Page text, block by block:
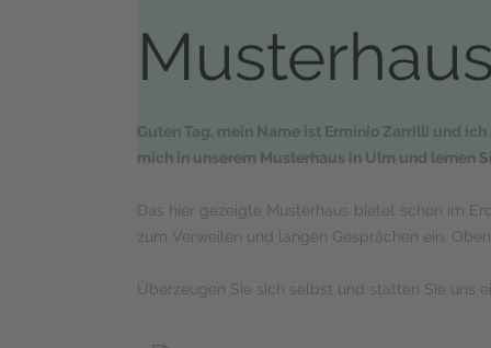
Guten Tag, mein Name ist Erminio Zarrilli und
mich in unserem Musterhaus in Ulm und lernen
Das hier gezeigte Musterhaus bietet schon im
zum Verweilen und langen Gesprächen ein.
Überzeugen Sie sich selbst und statten Sie uns